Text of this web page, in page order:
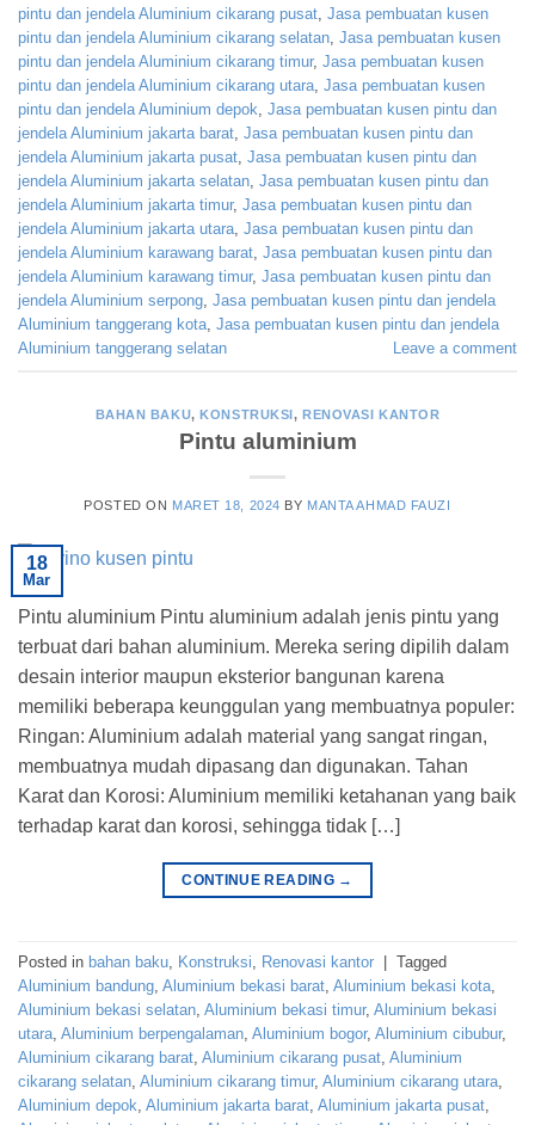
pintu dan jendela Aluminium cikarang pusat Jasa pembuatan kusen
pintu dan jendela Aluminium cikarang selatan Jasa pembuatan kusen
pintu dan jendela Aluminium cikarang timur, Jasa pembuatan kusen
pintu dan jendela Aluminium cikarang utara Jasa pembuatan kusen
pintu dan jendela Aluminium depok Jasa pembuatan kusen pintu dan
jendela Aluminium jakarta barat Jasa pembuatan kusen pintu dan
jendela Aluminium jakarta pusat Jasa pembuatan kusen pintu dan
jendela Aluminium jakarta selatan Jasa pembuatan kusen pintu dan
jendela Aluminium jakarta timur, Jasa pembuatan kusen pintu dan
jendela Aluminium jakarta utara Jasa pembuatan kusen pintu dan
jendela Aluminium karawang barat Jasa pembuatan kusen pintu dan
jendela Aluminium karawang timur, Jasa pembuatan kusen pintu dan
jendela Aluminium serpong Jasa pembuatan kusen pintu dan jendela
Aluminium tanggerang kota Jasa pembuatan kusen pintu dan jendela
Aluminium tanggerang selatan
Leave a comment
BAHAN BAKU,KONSTRUKSI,RENOVASI KANTOR
Pintu aluminium
POSTED ON MARET 18, 2024 BY MANTA AHMAD FAUZI
18
Mar
Pintu aluminium Pintu aluminium adalah jenis pintu yang
terbuat dari bahan aluminium. Mereka sering dipilih dalam
desain interior maupun eksterior bangunan karena
memiliki beberapa keunggulan yang membuatnya populer:
Ringan: Aluminium adalah material yang sangat ringan,
membuatnya mudah dipasang dan digunakan. Tahan
Karat dan Korosi: Aluminium memiliki ketahanan yang baik
terhadap karat dan korosi, sehingga tidak […]
CONTINUE READING →
Posted in bahan baku Konstruksi Renovasi kantor
Tagged
Aluminium bandung Aluminium bekasi barat Aluminium bekasi kota
Aluminium bekasi selatan Aluminium bekasi timur, Aluminium bekasi
utara Aluminium berpengalaman Aluminium bogor, Aluminium cibubur,
Aluminium cikarang barat Aluminium cikarang pusat Aluminium
cikarang selatan Aluminium cikarang timur, Aluminium cikarang utara
Aluminium depok Aluminium jakarta barat Aluminium jakarta pusat